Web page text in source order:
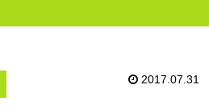
2017.07.31